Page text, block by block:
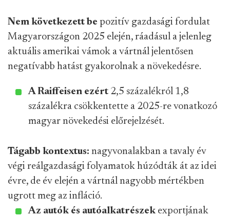
Nem következett be pozitív gazdasági fordulat
Magyarországon 2025 elején, ráadásul a jelenleg
aktuális amerikai vámok a vártnál jelentősen
negatívabb hatást gyakorolnak a növekedésre.
A Raiffeisen ezért 2,5 százalékról 1,8
százalékra csökkentette a 2025-re vonatkozó
magyar növekedési előrejelzését.
Tágabb kontextus: nagyvonalakban a tavaly év
végi reálgazdasági folyamatok húzódták át az idei
évre, de év elején a vártnál nagyobb mértékben
ugrott meg az infláció.
Az autók és autóalkatrészek exportjának